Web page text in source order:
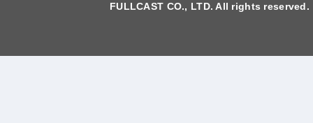
FULLCAST CO., LTD. All rights reserved.